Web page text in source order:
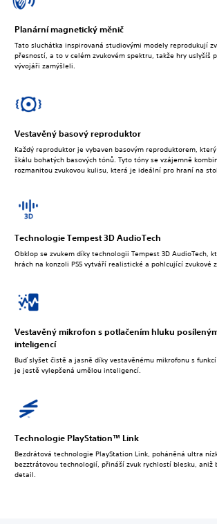
Planární magnetický měnič
Tato sluchátka inspirovaná studiovými modely reprodukují
přesností, a to v celém zvukovém spektru, takže hry uslyšíš
vývojáři zamýšleli.
Vestavěný basový reproduktor
Každý reproduktor je vybaven basovým reproduktorem,
škálu bohatých basových tónů. Tyto tóny se vzájemně
rozmanitou zvukovou kulisu, která je ideální pro hraní na
Technologie Tempest 3D AudioTech
Obklop se zvukem díky technologii Tempest 3D AudioTech,
hrách na konzoli PS5 vytváří realistické a pohlcující zvukové
Vestavěný mikrofon s potlačením hluku
inteligencí
Buď slyšet čistě a jasně díky vestavěnému mikrofonu s
je jestě vylepšená umělou inteligencí.
Technologie PlayStation™ Link
Bezdrátová technologie PlayStation Link, poháněná ultra
bezztrátovou technologií, přináší zvuk rychlostí blesku, aniž
detail.